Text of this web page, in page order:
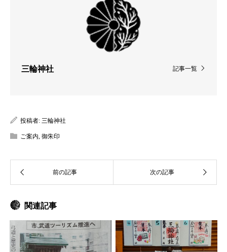
記事一覧
三輪神社
投稿者: 三輪神社
ご案内 御朱印
関連記事